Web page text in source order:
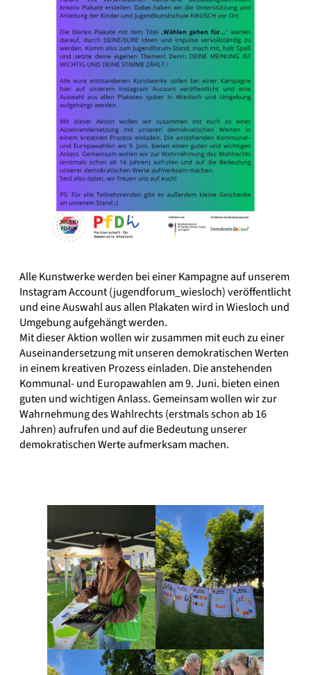
Alle Kunstwerke werden bei einer Kampagne auf unserem
Instagram Account (jugendforum_wiesloch) veröffentlicht
und eine Auswahl aus allen Plakaten wird in Wiesloch und
Umgebung aufgehängt werden.
Mit dieser Aktion wollen wir zusammen mit euch zu einer
Auseinandersetzung mit unseren demokratischen Werten
in einem kreativen Prozess einladen. Die anstehenden
Kommunal- und Europawahlen am 9. Juni. bieten einen
guten und wichtigen Anlass. Gemeinsam wollen wir zur
Wahrnehmung des Wahlrechts (erstmals schon ab 16
Jahren) aufrufen und auf die Bedeutung unserer
demokratischen Werte aufmerksam machen.